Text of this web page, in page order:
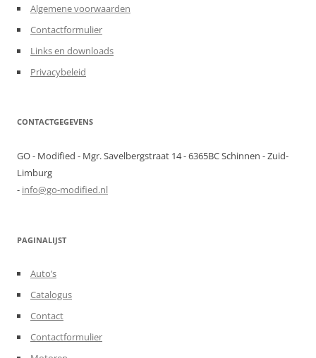
Algemene voorwaarden
Contactformulier
Links en downloads
Privacybeleid
CONTACTGEGEVENS
GO - Modified - Mgr. Savelbergstraat 14 - 6365BC Schinnen - Zuid-
Limburg
- info@go-modified.nl
PAGINALIJST
Auto’s
Catalogus
Contact
Contactformulier